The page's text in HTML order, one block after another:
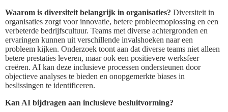
Waarom is diversiteit belangrijk in organisaties? Diversiteit in
organisaties zorgt voor innovatie, betere probleemoplossing en een
verbeterde bedrijfscultuur. Teams met diverse achtergronden en
ervaringen kunnen uit verschillende invalshoeken naar een
probleem kijken. Onderzoek toont aan dat diverse teams niet alleen
betere prestaties leveren, maar ook een positievere werksfeer
creëren. AI kan deze inclusieve processen ondersteunen door
objectieve analyses te bieden en onopgemerkte biases in
beslissingen te identificeren.
Kan AI bijdragen aan inclusieve besluitvorming?